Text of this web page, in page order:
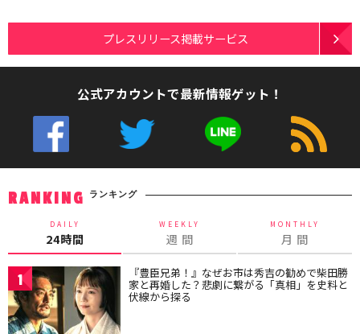
プレスリリース掲載サービス
公式アカウントで最新情報ゲット！
RANKING ランキング
DAILY
24時間
WEEKLY
週 間
MONTHLY
月 間
1 『豊臣兄弟！』なぜお市は秀吉の勧めで柴田勝
家と再婚した？悲劇に繋がる「真相」を史料と
伏線から探る